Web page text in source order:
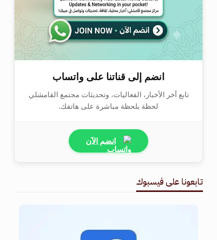
انضم إلى قناتنا على واتساب
تابع آخر الأخبار، الفعاليات، وتحديثات مجتمع القامشلي
لحظة بلحظة مباشرة على هاتفك.
انضم الآن
تابعونا على فيسبوك